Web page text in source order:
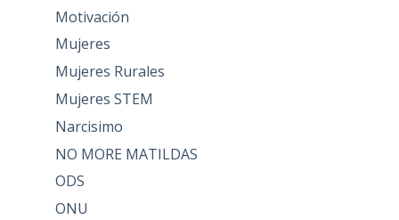
Motivación
Mujeres
Mujeres Rurales
Mujeres STEM
Narcisimo
NO MORE MATILDAS
ODS
ONU